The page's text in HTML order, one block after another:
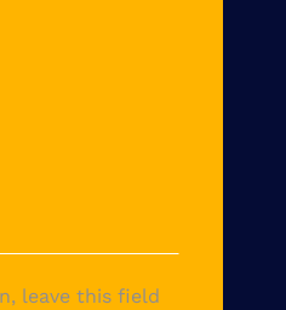
leave this field